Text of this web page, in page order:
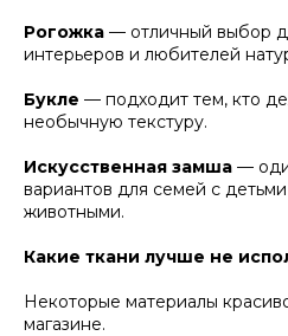
Рогожка — отличный выбор
интерьеров и любителей
Букле — подходит тем, кто
необычную текстуру.
Искусственная замша —
вариантов для семей с
животными.
Какие ткани лучше не
Некоторые материалы
магазине.